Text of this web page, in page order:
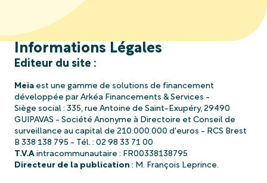
Informations Légales
Editeur du site :
Meia est une gamme de solutions de financement
développée par Arkéa Financements & Services -
Siège social : 335, rue Antoine de Saint-Exupéry, 29490
GUIPAVAS - Société Anonyme à Directoire et Conseil de
surveillance au capital de 210.000.000 d'euros - RCS Brest
T.V.A
Directeur de la publication : M. François Leprince.